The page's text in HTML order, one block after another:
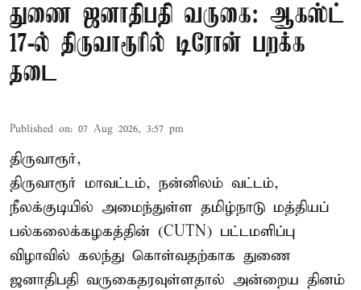
துணை ஜனாதிபதி வருகை: ஆகஸ்ட்
17-ல் திருவாரூரில் டிரோன் பறக்க
தடை
Published on: 07 Aug 2026, 3:57 pm
திருவாரூர்,
திருவாரூர் மாவட்டம், நன்னிலம் வட்டம்,
நீலக்குடியில் அமைந்துள்ள தமிழ்நாடு மத்தியப்
பல்கலைக்கழகத்தின் (CUTN) பட்டமளிப்பு
விழாவில் கலந்து கொள்வதற்காக துணை
ஜனாதிபதி வருகைதரவுள்ளதால் அன்றைய தினம்